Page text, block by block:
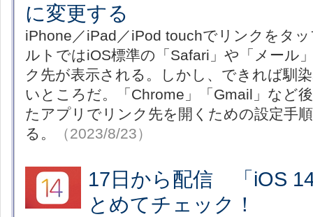
に変更する
iPhone／iPad／iPod touchでリンクをタ
ルトではiOS標準の「Safari」や「メール
ク先が表示される。しかし、できれば馴
いところだ。「Chrome」「Gmail」など
たアプリでリンク先を開くための設定手
る。
（2023/8/23）
17日から配信 「iOS
とめてチェック！